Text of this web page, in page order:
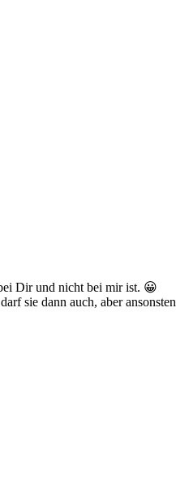
Dir und nicht bei mir ist. 😀
sie dann auch, aber